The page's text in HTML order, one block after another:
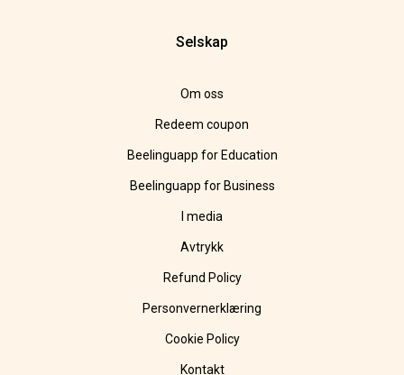
Selskap
Om oss
Redeem coupon
Beelinguapp for Education
Beelinguapp for Business
I media
Avtrykk
Refund Policy
Personvernerklæring
Cookie Policy
Kontakt